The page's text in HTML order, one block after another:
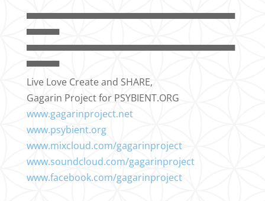
▀▀▀▀▀▀▀▀▀▀▀▀▀▀▀▀▀▀▀▀▀▀▀▀▀▀▀▀▀▀▀▀
▀▀▀▀▀
▀▀▀▀▀▀▀▀▀▀▀▀▀▀▀▀▀▀▀▀▀▀▀▀▀▀▀▀▀▀▀▀
▀▀▀▀▀
Live Love Create and SHARE,
Gagarin Project for PSYBIENT.ORG
www.gagarinproject.net
www.psybient.org
www.mixcloud.com/gagarinproject
www.soundcloud.com/gagarinproject
www.facebook.com/gagarinproject